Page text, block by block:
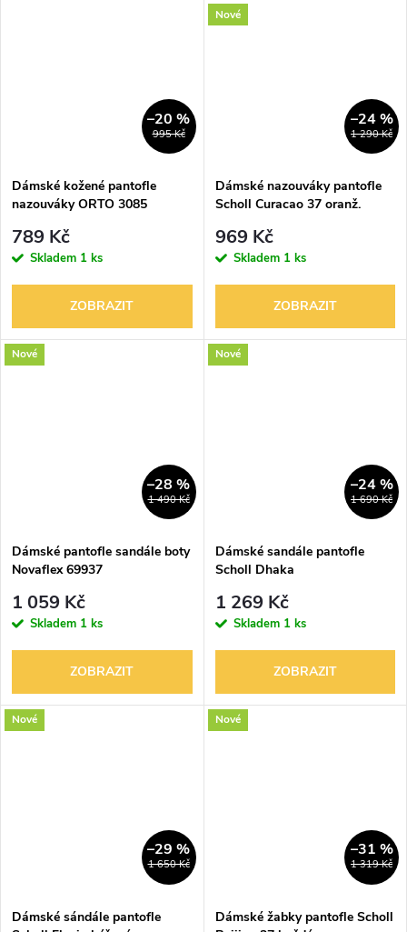
995 Kč
–20 %
Dámské kožené pantofle
nazouváky ORTO 3085
789 Kč
Skladem 1 ks
ZOBRAZIT
Nové
1 290 Kč
–24 %
Dámské nazouváky pantofle
Scholl Curacao 37 oranž.
969 Kč
Skladem 1 ks
ZOBRAZIT
Nové
1 490 Kč
–28 %
Dámské pantofle sandále boty
Novaflex 69937
1 059 Kč
Skladem 1 ks
ZOBRAZIT
Nové
1 690 Kč
–24 %
Dámské sandále pantofle
Scholl Dhaka
1 269 Kč
Skladem 1 ks
ZOBRAZIT
Nové
1 650 Kč
–29 %
Dámské sándále pantofle
Nové
1 319 Kč
–31 %
Dámské žabky pantofle Scholl